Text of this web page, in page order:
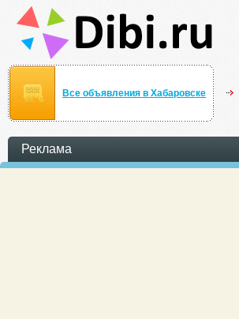
Все объявления в Хабаровске
Реклама